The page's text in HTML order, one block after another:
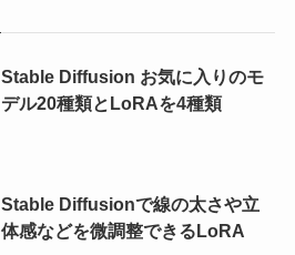
Stable Diffusion お気に入りのモ
デル20種類とLoRAを4種類
Stable Diffusionで線の太さや立
体感などを微調整できるLoRA